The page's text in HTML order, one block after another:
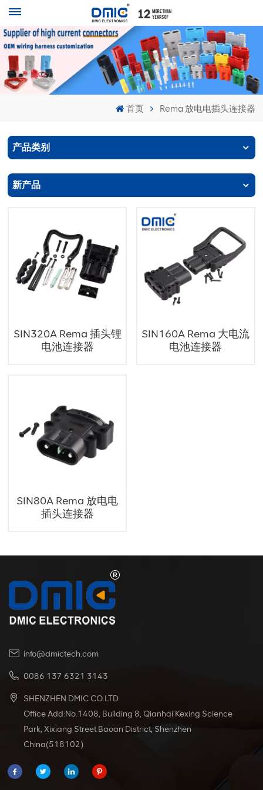
首页 Rema 放电电插头连接器
产品类别
新产品
SIN320A Rema 插头锂
电池连接器
SIN160A Rema 大电流
电池连接器
SIN80A Rema 放电电
插头连接器
info@dmictech.com
0086 137 6321 3143
SHENZHEN DMIC CO.LTD
Office Add:No.1408, Building 8, Qianhai Kexing Science
Park, Xixiang Street Baoan District, Shenzhen
China(518102)